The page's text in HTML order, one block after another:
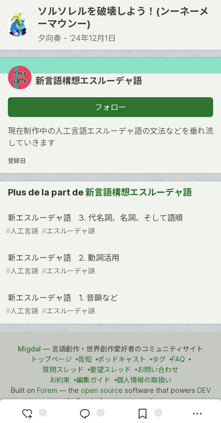
ソルソレルを破壊しよう！(ンーネーメ
ーマウンー)
夕向奏 - ’24年12月1日
新言語構想エスルーデャ語
フォロー
現在制作中の人工言語エスルーデャ語の文法などを垂れ流
していきます
登録日
Plus de la part de新言語構想エスルーデャ語
新エスルーデャ語 3. 代名詞、名詞、そして語順
#人工言語 #エスルーデャ語
新エスルーデャ語 2. 動詞活用
#人工言語 #エスルーデャ語
新エスルーデャ語 1. 音韻など
#人工言語 #エスルーデャ語
Migdal — 言語創作・世界創作愛好者のコミュニティサイト
トップページ
告知 ポッドキャスト タグ
FAQ
質問スレッド
要望スレッド
お問い合わせ
お約束
編集ガイド
個人情報の取扱い
Built on Forem — the open source software that powers DEV
and other inclusive communities.
Made with love andRuby on Rails . Migdal©2021 - 2026.